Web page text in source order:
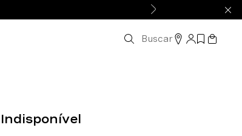
Buscar